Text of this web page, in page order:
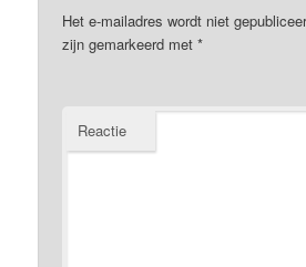
Het e-mailadres wordt niet
zijn gemarkeerd met*
Reactie